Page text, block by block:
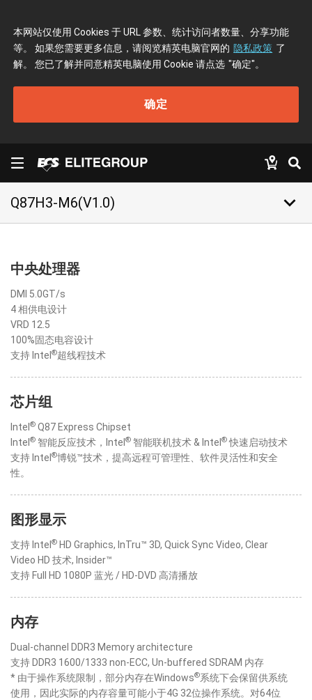
本网站仅使用 Cookies 于 URL 参数、统计访问者数量、分享功能
等。 如果您需要更多信息，请阅览精英电脑官网的 隐私政策 了
解。 您已了解并同意精英电脑使用 Cookie 请点选 "确定"。
确定
Q87H3-M6(V1.0) keyboard_arrow_down
中央处理器
DMI 5.0GT/s
4 相供电设计
VRD 12.5
100%固态电容设计
支持 Intel ®超线程技术
芯片组
Intel ® Q87 Express Chipset
Intel ® 智能反应技术，Intel ® 智能联机技术 & Intel ®快速启动技术
支持 Intel ®博锐™技术，提高远程可管理性、软件灵活性和安全
性。
图形显示
支持 Intel ® HD Graphics, InTru™ 3D, Quick Sync Video, Clear
Video HD 技术, Insider™
支持 Full HD 1080P 蓝光 / HD-DVD 高清播放
内存
Dual-channel DDR3 Memory architecture
支持 DDR3 1600/1333 non-ECC, Un-buffered SDRAM 内存
* 由于操作系统限制，部分内存在Windows®系统下会保留供系统
使用，因此实际的内存容量可能小于4G 32位操作系统。对64位